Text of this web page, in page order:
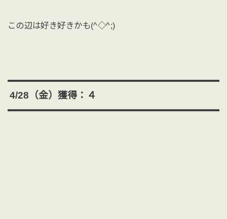
この辺は好き好きかも(^◇^;)
4/28（金）獲得：４